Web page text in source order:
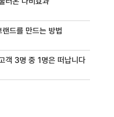
드를 만드는 방법
객 3명 중 1명은 떠납니다